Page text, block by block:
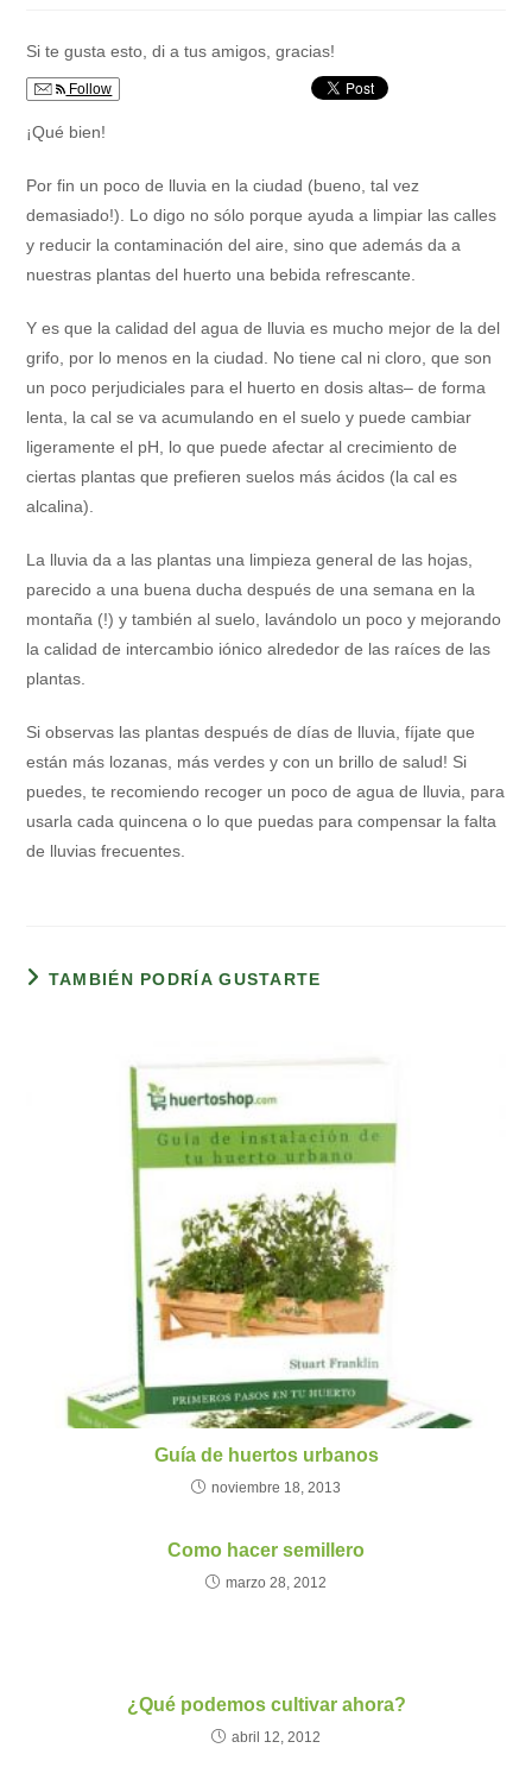
Si te gusta esto, di a tus amigos, gracias!
Follow
¡Qué bien!
Por fin un poco de lluvia en la ciudad (bueno, tal vez
demasiado!). Lo digo no sólo porque ayuda a limpiar las calles
y reducir la contaminación del aire, sino que además da a
nuestras plantas del huerto una bebida refrescante.
Y es que la calidad del agua de lluvia es mucho mejor de la del
grifo, por lo menos en la ciudad. No tiene cal ni cloro, que son
un poco perjudiciales para el huerto en dosis altas– de forma
lenta, la cal se va acumulando en el suelo y puede cambiar
ligeramente el pH, lo que puede afectar al crecimiento de
ciertas plantas que prefieren suelos más ácidos (la cal es
alcalina).
La lluvia da a las plantas una limpieza general de las hojas,
parecido a una buena ducha después de una semana en la
montaña (!) y también al suelo, lavándolo un poco y mejorando
la calidad de intercambio iónico alrededor de las raíces de las
plantas.
Si observas las plantas después de días de lluvia, fíjate que
están más lozanas, más verdes y con un brillo de salud! Si
puedes, te recomiendo recoger un poco de agua de lluvia, para
usarla cada quincena o lo que puedas para compensar la falta
de lluvias frecuentes.
TAMBIÉN PODRÍA GUSTARTE
Guía de huertos urbanos
noviembre 18, 2013
Como hacer semillero
marzo 28, 2012
¿Qué podemos cultivar ahora?
abril 12, 2012